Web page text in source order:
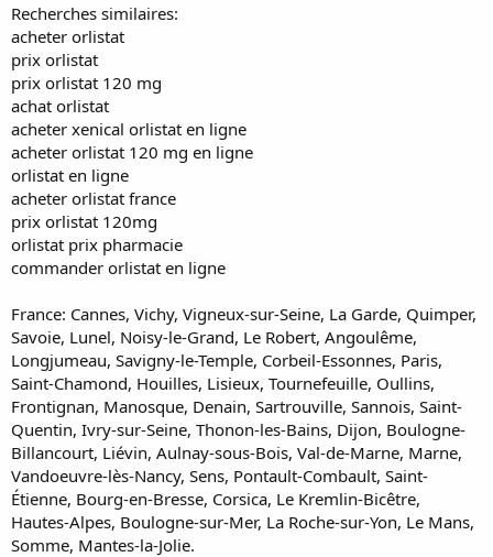
Recherches similaires:
acheter orlistat
prix orlistat
prix orlistat 120 mg
achat orlistat
acheter xenical orlistat en ligne
acheter orlistat 120 mg en ligne
orlistat en ligne
acheter orlistat france
prix orlistat 120mg
orlistat prix pharmacie
commander orlistat en ligne
France: Cannes, Vichy, Vigneux-sur-Seine, La Garde, Quimper,
Savoie, Lunel, Noisy-le-Grand, Le Robert, Angoulême,
Longjumeau, Savigny-le-Temple, Corbeil-Essonnes, Paris,
Saint-Chamond, Houilles, Lisieux, Tournefeuille, Oullins,
Frontignan, Manosque, Denain, Sartrouville, Sannois, Saint-
Quentin, Ivry-sur-Seine, Thonon-les-Bains, Dijon, Boulogne-
Billancourt, Liévin, Aulnay-sous-Bois, Val-de-Marne, Marne,
Vandoeuvre-lès-Nancy, Sens, Pontault-Combault, Saint-
Étienne, Bourg-en-Bresse, Corsica, Le Kremlin-Bicêtre,
Hautes-Alpes, Boulogne-sur-Mer, La Roche-sur-Yon, Le Mans,
Somme, Mantes-la-Jolie.